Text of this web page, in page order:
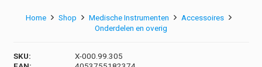
Home Shop Medische Instrumenten
Accessoires
Onderdelen en overig
SKU:
X-000.99.305